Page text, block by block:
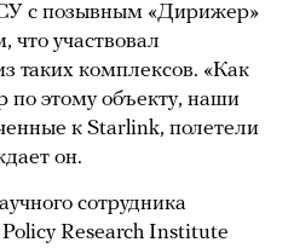
с позывным «Дирижер»
что участвовал
таких комплексов. «Как
по этому объекту, наши
к Starlink, полетели
он.
сотрудника
Research Institute